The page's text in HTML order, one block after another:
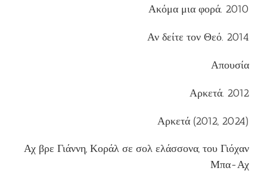
Ακόμα μια φορά. 2010
Αν δείτε τον Θεό. 2014
Απουσία
Αρκετά. 2012
Αρκετά (2012, 2024)
Αχ βρε Γιάννη, Κοράλ σε σολ ελάσσονα, του Γιόχαν
Μπα-Αχ